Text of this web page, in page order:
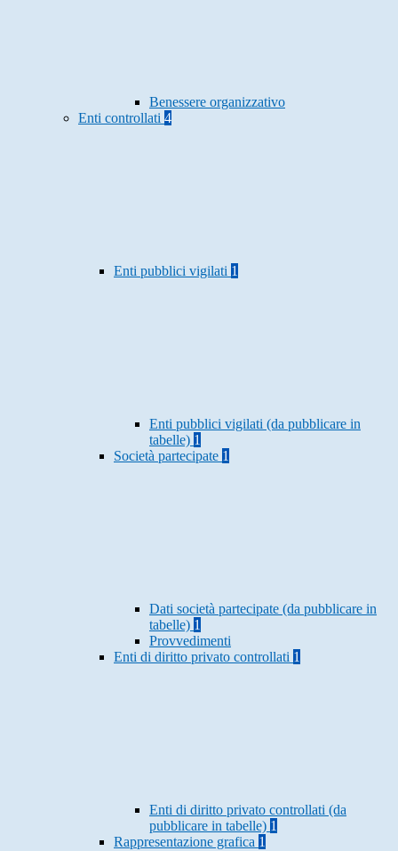
Benessere organizzativo
Enti controllati 4
Enti pubblici vigilati 1
Enti pubblici vigilati (da pubblicare in
tabelle) 1
Società partecipate 1
Dati società partecipate (da pubblicare in
tabelle) 1
Provvedimenti
Enti di diritto privato controllati 1
Enti di diritto privato controllati (da
pubblicare in tabelle) 1
Rappresentazione grafica 1